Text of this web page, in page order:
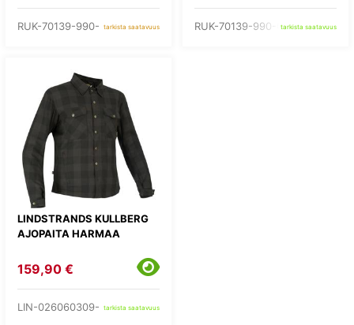
RUK-70139-990- tarkista saatavuus RUK-70139-990-C1-tarkista saatavuus
LINDSTRANDS KULLBERG
AJOPAITA HARMAA
159,90 €
LIN-026060309- tarkista saatavuus